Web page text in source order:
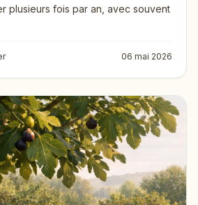
plusieurs fois par an, avec souvent
06 mai 2026